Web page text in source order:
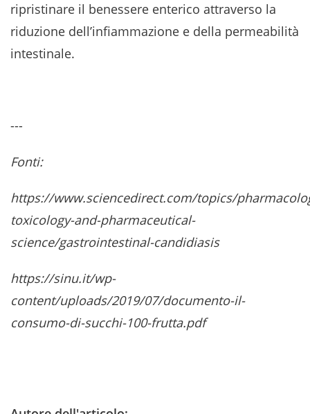
ripristinare il benessere enterico attraverso la
riduzione dell’infiammazione e della permeabilità
intestinale.
---
Fonti:
https://www.sciencedirect.com/topics/
toxicology-and-pharmaceutical-
science/gastrointestinal-candidiasis
https://sinu.it/wp-
content/uploads/2019/07/documento-il-
consumo-di-succhi-100-frutta.pdf